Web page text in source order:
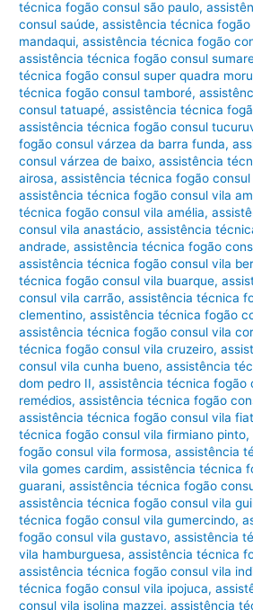
técnica fogão consul são paulo,
consul saúde,assistência técnica
mandaqui,assistência técnica fogão
assistência técnica fogão consul
técnica fogão consul super quadra
técnica fogão consul tamboré,
consul tatuapé,assistência técnica
assistência técnica fogão consul
fogão consul várzea da barra funda,
consul várzea de baixo,assistência
airosa,assistência técnica fogão consul
assistência técnica fogão consul vila
técnica fogão consul vila amélia,
consul vila anastácio,assistência
andrade,assistência técnica fogão
assistência técnica fogão consul vila
técnica fogão consul vila buarque,
consul vila carrão,assistência técnica
clementino,assistência técnica fogão
assistência técnica fogão consul vila
técnica fogão consul vila cruzeiro,
consul vila cunha bueno,assistência
dom pedro II,assistência técnica fogão
remédios,assistência técnica fogão
assistência técnica fogão consul vila
técnica fogão consul vila firmiano pinto,
fogão consul vila formosa,assistência
vila gomes cardim,assistência técnica
guarani,assistência técnica fogão
assistência técnica fogão consul vila
técnica fogão consul vila gumercindo,
fogão consul vila gustavo,assistência
vila hamburguesa,assistência técnica
assistência técnica fogão consul vila
técnica fogão consul vila ipojuca,
consul vila isolina mazzei,assistência